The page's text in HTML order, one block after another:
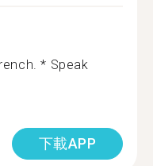
* Speak
下載APP